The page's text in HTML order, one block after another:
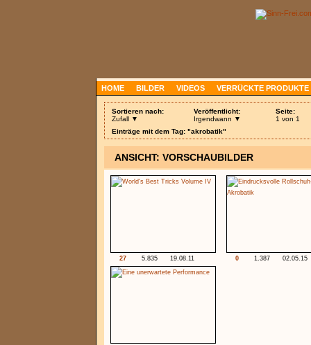
HOME BILDER VIDEOS VERRÜCKTE PRODUKTE
Sortieren nach:
Zufall ▼
Veröffentlicht:
Irgendwann ▼
Seite:
1 von 1
Einträge mit dem Tag: "akrobatik"
ANSICHT: VORSCHAUBILDER
27 5.835 19.08.11 0 1.387 02.05.15